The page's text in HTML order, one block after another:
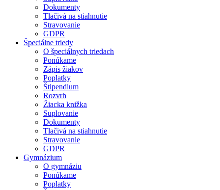
Dokumenty
Tlačivá na stiahnutie
Stravovanie
GDPR
Špeciálne triedy
O špeciálnych triedach
Ponúkame
Zápis žiakov
Poplatky
Štipendium
Rozvrh
Žiacka knižka
Suplovanie
Dokumenty
Tlačivá na stiahnutie
Stravovanie
GDPR
Gymnázium
O gymnáziu
Ponúkame
Poplatky